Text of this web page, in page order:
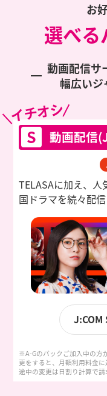
お
選べる
動画配信サ
幅広い
イチオシ
S 動画配信
TELASAに加え、
国ドラマを続々配信
J:COM
※A-Gのパックご加入中の方
更をすると、月額利用料金
途中の変更は日割り計算で請